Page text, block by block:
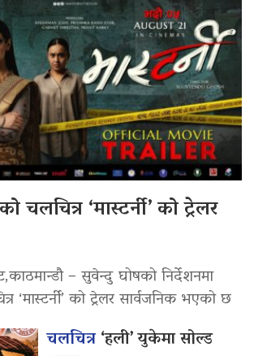
चलचित्र ‘मास्टर्नी’ को ट्रेलर
– सुवेन्दु घोषको निर्देशनमा
‘मास्टर्नी’ को ट्रेलर सार्वजनिक भएको छ
चलचित्र‘हली’ युकेमा सोल्ड